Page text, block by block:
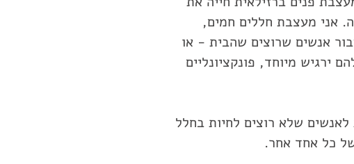
כבר 30 שנה. אני מעצבת חללים חמים,
אנשים שרוצים שהבית - או
ירגיש מיוחד, פונקציונליים
שלא רוצים לחיות בחלל
כל אחד אחר.